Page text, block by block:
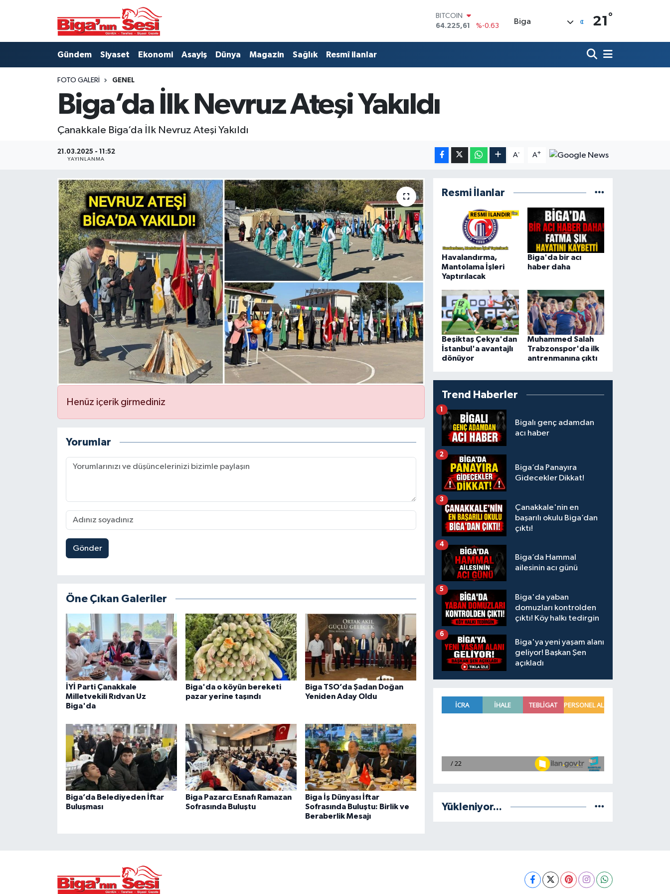
BITCOIN
64.225,61
%-0.63
55,0406
%-0.08
BİST100
Biga 21 °
Gündem Siyaset Ekonomi Asayiş Dünya Magazin Sağlık Resmî ilanlar
FOTO GALERI GENEL
Biga’da İlk Nevruz Ateşi Yakıldı
Çanakkale Biga’da İlk Nevruz Ateşi Yakıldı
21.03.2025 - 11:52
YAYINLANMA
A- A+
Henüz içerik girmediniz
Yorumlar
Gönder
Öne Çıkan Galeriler
İYİ Parti Çanakkale
Milletvekili Rıdvan Uz
Biga'da
Biga'da o köyün bereketi
pazar yerine taşındı
Biga TSO’da Şadan Doğan
Yeniden Aday Oldu
Biga’da Belediyeden İftar
Buluşması
Biga Pazarcı Esnafı Ramazan
Sofrasında Buluştu
Biga İş Dünyası İftar
Sofrasında Buluştu: Birlik ve
Beraberlik Mesajı
Resmi İlanlar
RESMİ İLANDIR
Havalandırma,
Mantolama İşleri
Yaptırılacak
Biga'da bir acı
haber daha
Beşiktaş Çekya'dan
İstanbul'a avantajlı
dönüyor
Muhammed Salah
Trabzonspor'da ilk
antrenmanına çıktı
Trend Haberler
Bigalı genç adamdan
acı haber
1
Biga’da Panayıra
Gidecekler Dikkat!
2
Çanakkale'nin en
başarılı okulu Biga’dan
çıktı!
3
Biga’da Hammal
ailesinin acı günü
4
Biga'da yaban
domuzları kontrolden
çıktı! Köy halkı tedirgin
5
Biga'ya yeni yaşam alanı
geliyor! Başkan Şen
açıkladı
6
Yükleniyor...
Belediye
Ekonomi
Gündem
Hava Durumu
Kültür Sanat
Resmî ilanlar
Tarım ve Ekonomi
Çanakkale Hava Durumu
Tüm Manşetler